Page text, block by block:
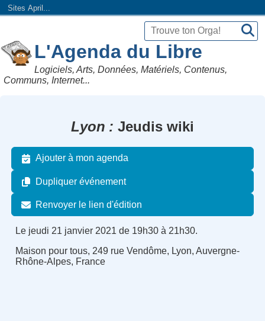
Sites April...
L'Agenda du Libre
Logiciels, Arts, Données, Matériels, Contenus,
Communs, Internet...
Lyon Jeudis wiki
Ajouter à mon agenda
Dupliquer événement
Renvoyer le lien d'édition
Le jeudi 21 janvier 2021 de 19h30 à 21h30.
Maison pour tous, 249 rue Vendôme, Lyon, Auvergne-
Rhône-Alpes, France